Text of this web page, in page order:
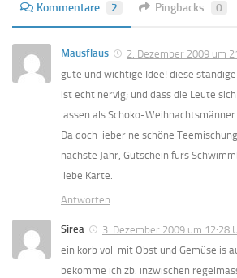
Kommentare 2 Pingbacks 0
Mausflaus
2. Dezember 2009 um
gute und wichtige Idee! diese
ist echt nervig; und dass die Leute
lassen als Schoko-Weihnachtsmänner.
Da doch lieber ne schöne
nächste Jahr, Gutschein fürs
liebe Karte.
Antworten
Sirea
3. Dezember 2009 um 12:28
ein korb voll mit Obst und Gemüse is
bekomme ich zb. inzwischen